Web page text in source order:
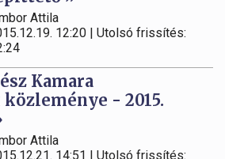
Attila
12:20 | Utolsó frissítés:
Kamara
- 2015.
Attila
14:51 | Utolsó frissítés: